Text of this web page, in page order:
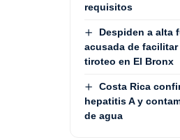
requisitos
Despiden a alta
acusada de
tiroteo en El Bronx
Costa Rica
hepatitis A y
de agua